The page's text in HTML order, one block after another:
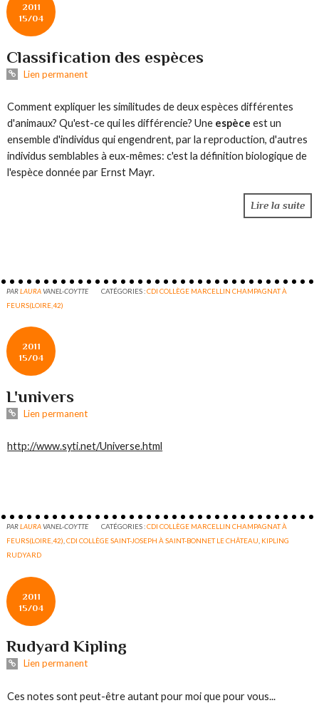
2011
15/04
Classification des espèces
Lien permanent
Comment expliquer les similitudes de deux espèces différentes
d'animaux? Qu'est-ce qui les différencie? Une espèce est un
ensemble d'individus qui engendrent, par la reproduction, d'autres
individus semblables à eux-mêmes: c'est la définition biologique de
l'espèce donnée par Ernst Mayr.
Lire la suite
PARLAURAVANEL-COYTTE CATÉGORIES :CDI COLLÈGE MARCELLIN CHAMPAGNAT À
FEURS(LOIRE,42)
2011
15/04
L'univers
Lien permanent
http://www.syti.net/Universe.html
PARLAURAVANEL-COYTTE CATÉGORIES :CDI COLLÈGE MARCELLIN CHAMPAGNAT À
FEURS(LOIRE,42) ,CDI COLLÈGE SAINT-JOSEPH À SAINT-BONNET LE CHÂTEAU KIPLING
RUDYARD
2011
15/04
Rudyard Kipling
Lien permanent
Ces notes sont peut-être autant pour moi que pour vous...